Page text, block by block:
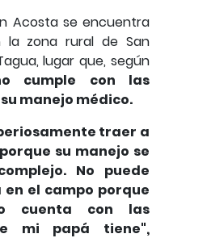
Acosta se encuentra
la zona rural de San
lugar que, según
cumple con las
manejo médico.
traer a
su manejo se
No puede
en el campo porque
cuenta con las
mi papá tiene",